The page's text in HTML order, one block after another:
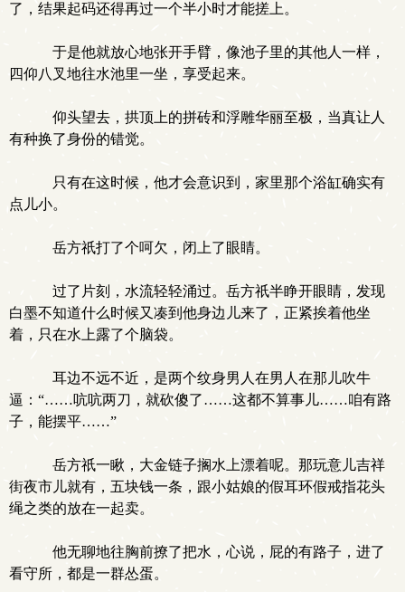
了，结果起码还得再过一个半小时才能搓上。
于是他就放心地张开手臂，像池子里的其他人一样，
四仰八叉地往水池里一坐，享受起来。
仰头望去，拱顶上的拼砖和浮雕华丽至极，当真让人
有种换了身份的错觉。
只有在这时候，他才会意识到，家里那个浴缸确实有
点儿小。
岳方祇打了个呵欠，闭上了眼睛。
过了片刻，水流轻轻涌过。岳方祇半睁开眼睛，发现
白墨不知道什么时候又凑到他身边儿来了，正紧挨着他坐
着，只在水上露了个脑袋。
耳边不远不近，是两个纹身男人在男人在那儿吹牛
逼：“……吭吭两刀，就砍傻了……这都不算事儿……咱有路
子，能摆平……”
岳方祇一瞅，大金链子搁水上漂着呢。那玩意儿吉祥
街夜市儿就有，五块钱一条，跟小姑娘的假耳环假戒指花头
绳之类的放在一起卖。
他无聊地往胸前撩了把水，心说，屁的有路子，进了
看守所，都是一群怂蛋。